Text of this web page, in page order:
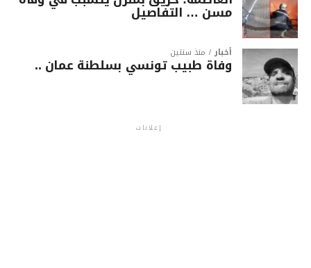
مسن … التفاصيل
أخبار منذ سنتين
وفاة طبيب تونسي بسلطنة عمان ..
إعلانات